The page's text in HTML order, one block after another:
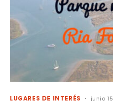
LUGARES DE INTERÉS junio